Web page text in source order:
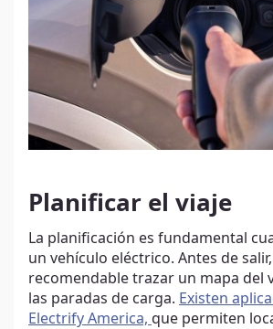
Planificar el viaje
La planificación es fundamental
un vehículo eléctrico. Antes de salir,
recomendable trazar un mapa del
las paradas de carga. Existen
Electrify America, que permiten